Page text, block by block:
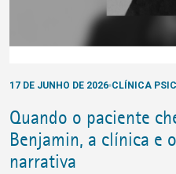
17 DE JUNHO DE 2026 CLÍNICA
Quando o paciente
Benjamin, a clínica e
narrativa